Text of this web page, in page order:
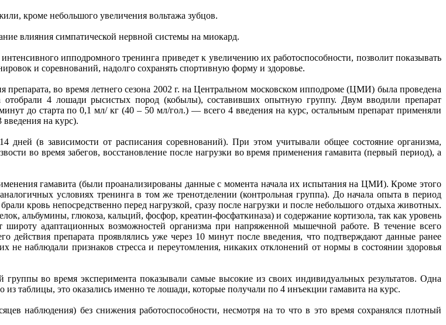
кроме небольшого увеличения вольтажа зубцов.
влияния симпатической нервной системы на миокард.
ипподромного тренинга приведет к увеличению их работоспособности, позволит показывать
и соревнований, надолго сохранять спортивную форму и здоровье.
во время летнего сезона 2002 г. на Центральном московском ипподроме (ЦМИ) была проведена
4 лошади рысистых пород (кобылы), составивших опытную группу. Двум вводили препарат
до старта по 0,1 мл/ кг (40 – 50 мл/гол.) — всего 4 введения на курс, остальным препарат применяли
на курс).
(в зависимости от расписания соревнований). При этом учитывали общее состояние организма,
во время забегов, восстановление после нагрузки во время применения гамавита (первый период), а
гамавита (были проанализированы данные с момента начала их испытания на ЦМИ). Кроме этого
условиях тренинга в том же тренотделении (контрольная группа). До начала опыта в период
кровь непосредственно перед нагрузкой, сразу после нагрузки и после небольшого отдыха животных.
альбумины, глюкоза, кальций, фосфор, креатин-фосфаткиназа) и содержание кортизола, так как уровень
широту адаптационных возможностей организма при напряженной мышечной работе. В течение всего
препарата проявлялись уже через 10 минут после введения, что подтверждают данные ранее
наблюдали признаков стресса и переутомления, никаких отклонений от нормы в состоянии здоровья
во время эксперимента показывали самые высокие из своих индивидуальных результатов. Одна
таблицы, это оказались именно те лошади, которые получали по 4 инъекции гамавита на курс.
наблюдения) без снижения работоспособности, несмотря на то что в это время сохранялся плотный